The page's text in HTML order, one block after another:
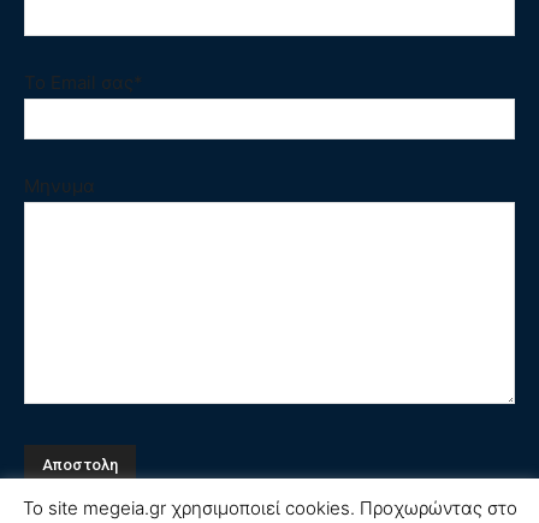
Το Email σας*
Μηνυμα
Το site megeia.gr χρησιμοποιεί cookies. Προχωρώντας στο